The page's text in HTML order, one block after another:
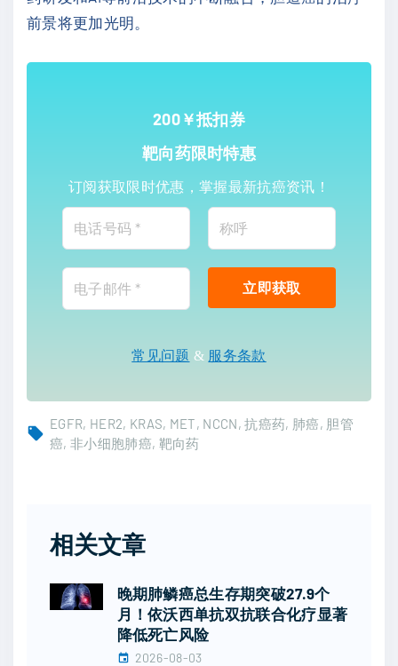
前景将更加光明。
200￥抵扣券
靶向药限时特惠
订阅获取限时优惠，掌握最新抗癌资讯！
常见问题 & 服务条款
EGFR HER2 KRAS MET NCCN 抗癌药 肺癌 胆管
癌 非小细胞肺癌 靶向药
相关文章
晚期肺鳞癌总生存期突破27.9个
月！依沃西单抗双抗联合化疗显著
降低死亡风险
2026-08-03